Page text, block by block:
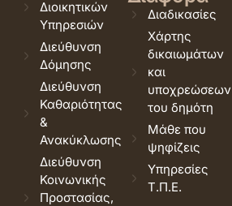
Διοικητικών
Υπηρεσιών
Διεύθυνση
Δόμησης
Διεύθυνση
Καθαριότητας
&
Ανακύκλωσης
Διεύθυνση
Κοινωνικής
Προστασίας,
Διαδικασίες
Χάρτης
δικαιωμάτων
και
υποχρεώσεων
του δημότη
Μάθε που
ψηφίζεις
Υπηρεσίες
Τ.Π.Ε.